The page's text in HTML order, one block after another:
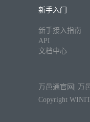
新手入门
新手接入指南
API
文档中心
万邑通官网
万
Copyright